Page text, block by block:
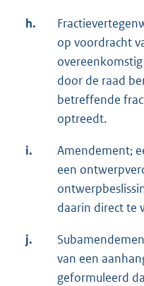
h.
op voordracht
door de raad
betreffende
optreedt.
i.
Amendement;
een
daarin direct te
j.
van een
geformuleerd